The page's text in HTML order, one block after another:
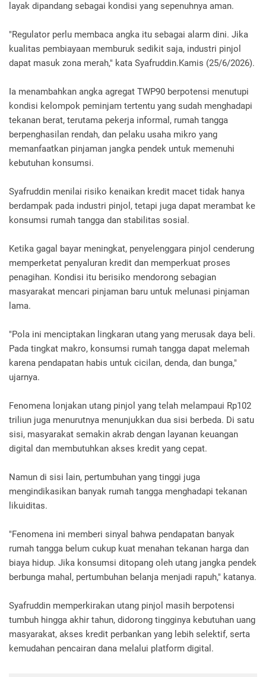
layak dipandang sebagai kondisi yang sepenuhnya aman.
"Regulator perlu membaca angka itu sebagai alarm dini. Jika
kualitas pembiayaan memburuk sedikit saja, industri pinjol
dapat masuk zona merah," kata Syafruddin.Kamis (25/6/2026).
Ia menambahkan angka agregat TWP90 berpotensi menutupi
kondisi kelompok peminjam tertentu yang sudah menghadapi
tekanan berat, terutama pekerja informal, rumah tangga
berpenghasilan rendah, dan pelaku usaha mikro yang
memanfaatkan pinjaman jangka pendek untuk memenuhi
kebutuhan konsumsi.
Syafruddin menilai risiko kenaikan kredit macet tidak hanya
berdampak pada industri pinjol, tetapi juga dapat merambat ke
konsumsi rumah tangga dan stabilitas sosial.
Ketika gagal bayar meningkat, penyelenggara pinjol cenderung
memperketat penyaluran kredit dan memperkuat proses
penagihan. Kondisi itu berisiko mendorong sebagian
masyarakat mencari pinjaman baru untuk melunasi pinjaman
lama.
"Pola ini menciptakan lingkaran utang yang merusak daya beli.
Pada tingkat makro, konsumsi rumah tangga dapat melemah
karena pendapatan habis untuk cicilan, denda, dan bunga,"
ujarnya.
Fenomena lonjakan utang pinjol yang telah melampaui Rp102
triliun juga menurutnya menunjukkan dua sisi berbeda. Di satu
sisi, masyarakat semakin akrab dengan layanan keuangan
digital dan membutuhkan akses kredit yang cepat.
Namun di sisi lain, pertumbuhan yang tinggi juga
mengindikasikan banyak rumah tangga menghadapi tekanan
likuiditas.
"Fenomena ini memberi sinyal bahwa pendapatan banyak
rumah tangga belum cukup kuat menahan tekanan harga dan
biaya hidup. Jika konsumsi ditopang oleh utang jangka pendek
berbunga mahal, pertumbuhan belanja menjadi rapuh," katanya.
Syafruddin memperkirakan utang pinjol masih berpotensi
tumbuh hingga akhir tahun, didorong tingginya kebutuhan uang
masyarakat, akses kredit perbankan yang lebih selektif, serta
kemudahan pencairan dana melalui platform digital.